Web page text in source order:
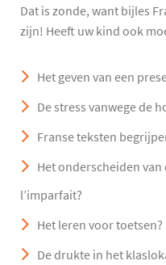
Dat is zonde, want bijles
zijn! Heeft uw kind ook
Het geven van een
De stress vanwege de
Franse teksten
Het onderscheiden van
l’imparfait?
Het leren voor toetsen?
De drukte in het